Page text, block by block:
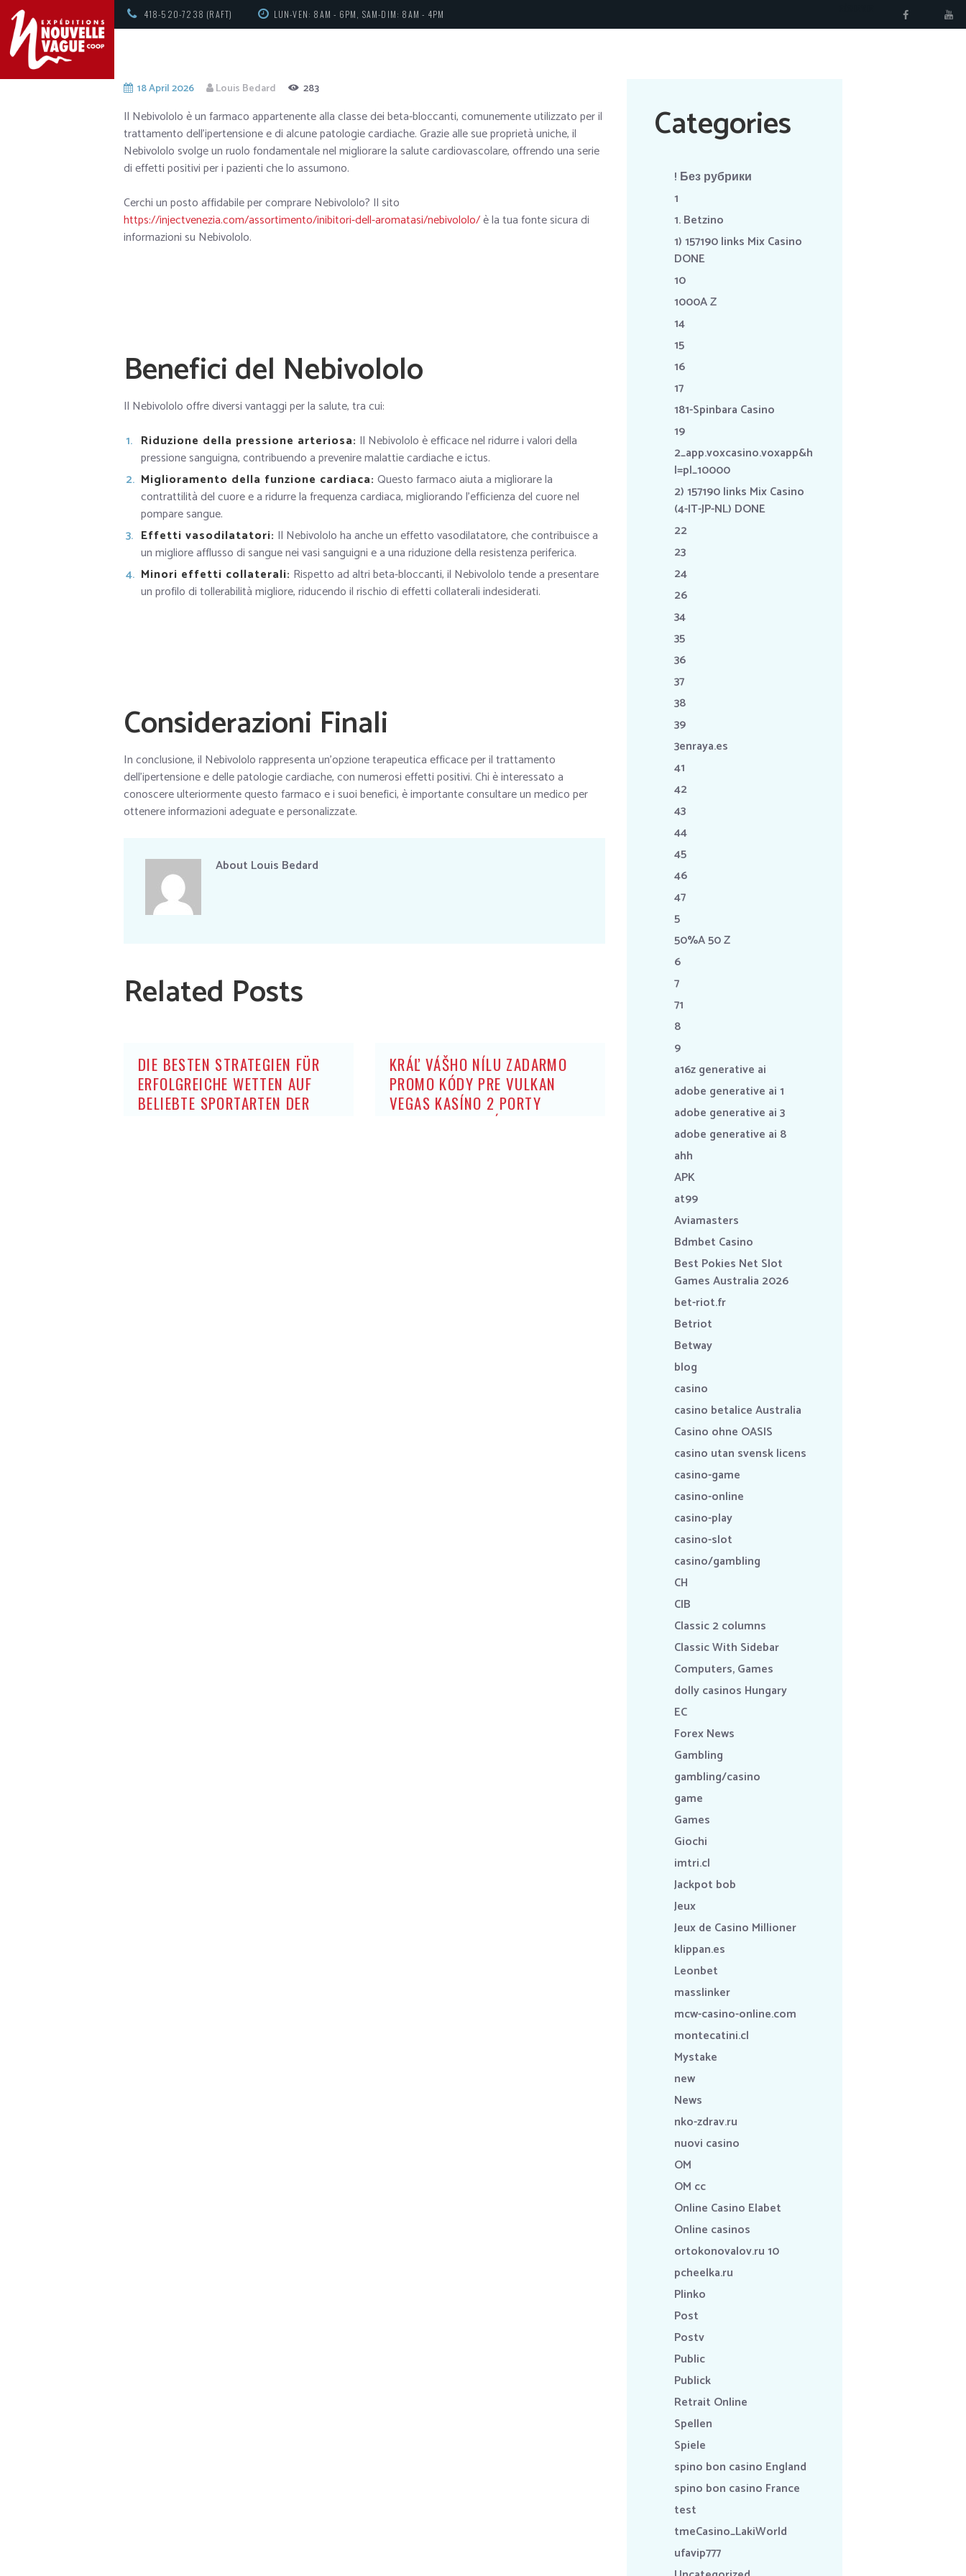
418-520-7238 (RAFT) LUN-VEN: 8AM - 6PM, SAM-DIM: 8AM - 4PM
18 April 2026 Louis Bedard 283
Il Nebivololo è un farmaco appartenente alla classe dei beta-bloccanti, comunemente utilizzato per il
trattamento dell’ipertensione e di alcune patologie cardiache. Grazie alle sue proprietà uniche, il
Nebivololo svolge un ruolo fondamentale nel migliorare la salute cardiovascolare, offrendo una serie
di effetti positivi per i pazienti che lo assumono.
Cerchi un posto affidabile per comprare Nebivololo? Il sito
https://injectvenezia.com/assortimento/inibitori-dell-aromatasi/nebivololo/è la tua fonte sicura di
informazioni su Nebivololo.
Benefici del Nebivololo
Il Nebivololo offre diversi vantaggi per la salute, tra cui:
Riduzione della pressione arteriosa: Il Nebivololo è efficace nel ridurre i valori della
pressione sanguigna, contribuendo a prevenire malattie cardiache e ictus.
Miglioramento della funzione cardiaca: Questo farmaco aiuta a migliorare la
contrattilità del cuore e a ridurre la frequenza cardiaca, migliorando l’efficienza del cuore nel
pompare sangue.
Effetti vasodilatatori: Il Nebivololo ha anche un effetto vasodilatatore, che contribuisce a
un migliore afflusso di sangue nei vasi sanguigni e a una riduzione della resistenza periferica.
Minori effetti collaterali: Rispetto ad altri beta-bloccanti, il Nebivololo tende a presentare
un profilo di tollerabilità migliore, riducendo il rischio di effetti collaterali indesiderati.
Considerazioni Finali
In conclusione, il Nebivololo rappresenta un’opzione terapeutica efficace per il trattamento
dell’ipertensione e delle patologie cardiache, con numerosi effetti positivi. Chi è interessato a
conoscere ulteriormente questo farmaco e i suoi benefici, è importante consultare un medico per
ottenere informazioni adeguate e personalizzate.
About Louis Bedard
Related Posts
DIE BESTEN STRATEGIEN FÜR
ERFOLGREICHE WETTEN AUF
BELIEBTE SPORTARTEN DER
KRÁĽ VÁŠHO NÍLU ZADARMO
PROMO KÓDY PRE VULKAN
VEGAS KASÍNO 2 PORTY
ZADARMO: BEZ ZÍSKANIA HRY
Categories
! Без рубрики
1
1. Betzino
1) 157190 links Mix Casino
DONE
10
1000A Z
14
15
16
17
181-Spinbara Casino
19
2_app.voxcasino.voxapp&h
l=pl_10000
2) 157190 links Mix Casino
(4-IT-JP-NL) DONE
22
23
24
26
34
35
36
37
38
39
3enraya.es
41
42
43
44
45
46
47
5
50%A 50 Z
6
7
71
8
9
a16z generative ai
adobe generative ai 1
adobe generative ai 3
adobe generative ai 8
ahh
APK
at99
Aviamasters
Bdmbet Casino
Best Pokies Net Slot
Games Australia 2026
bet-riot.fr
Betriot
Betway
blog
casino
casino betalice Australia
Casino ohne OASIS
casino utan svensk licens
casino-game
casino-online
casino-play
casino-slot
casino/gambling
CH
CIB
Classic 2 columns
Classic With Sidebar
Computers, Games
dolly casinos Hungary
EC
Forex News
Gambling
gambling/casino
game
Games
Giochi
imtri.cl
Jackpot bob
Jeux
Jeux de Casino Millioner
klippan.es
Leonbet
masslinker
mcw-casino-online.com
montecatini.cl
Mystake
new
News
nko-zdrav.ru
nuovi casino
OM
OM cc
Online Casino Elabet
Online casinos
ortokonovalov.ru 10
pcheelka.ru
Plinko
Post
Postv
Public
Publick
Retrait Online
Spellen
Spiele
spino bon casino England
spino bon casino France
test
tmeCasino_LakiWorld
ufavip777